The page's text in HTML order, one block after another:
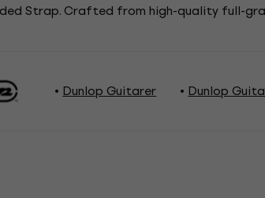
Strap. Crafted from high-quality full-
Dunlop Guitarer Dunlop